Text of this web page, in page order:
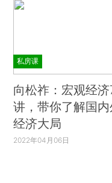
私房课
向松祚：宏观经
讲，带你了解国
经济大局
2022年04月06日